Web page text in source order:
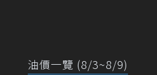
油價一覽 (8/3~8/9)